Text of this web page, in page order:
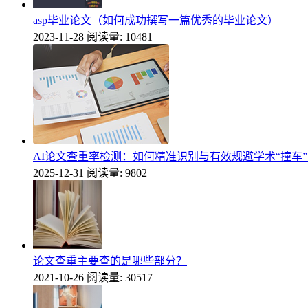
asp毕业论文（如何成功撰写一篇优秀的毕业论文）
2023-11-28 阅读量: 10481
AI论文查重率检测：如何精准识别与有效规避学术“撞车
2025-12-31 阅读量: 9802
论文查重主要查的是哪些部分？
2021-10-26 阅读量: 30517